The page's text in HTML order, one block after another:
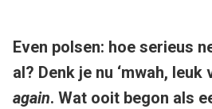
Even polsen: hoe serieus
al? Denk je nu ‘mwah, leuk
again. Wat ooit begon als